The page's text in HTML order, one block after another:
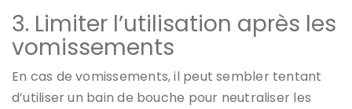
3. Limiter l’utilisation après les
vomissements
En cas de vomissements, il peut sembler tentant
d’utiliser un bain de bouche pour neutraliser les